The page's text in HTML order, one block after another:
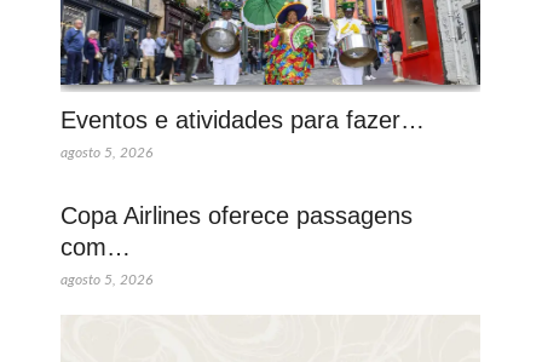
Eventos e atividades para fazer…
agosto 5, 2026
Copa Airlines oferece passagens
com…
agosto 5, 2026